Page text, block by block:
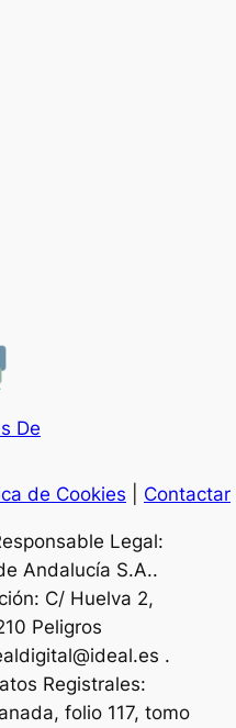
De
de Cookies Contactar
Legal:
Andalucía S.A..
C/ Huelva 2,
Peligros
.
Registrales:
folio 117, tomo